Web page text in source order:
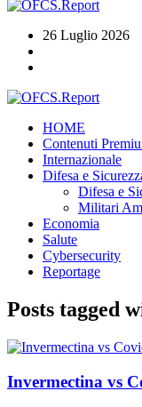
26 Luglio 2026
HOME
Contenuti
Internazionale
Difesa e
Difesa e
Militari
Economia
Salute
Cybersecurity
Reportage
Posts tagged
Invermectina vs